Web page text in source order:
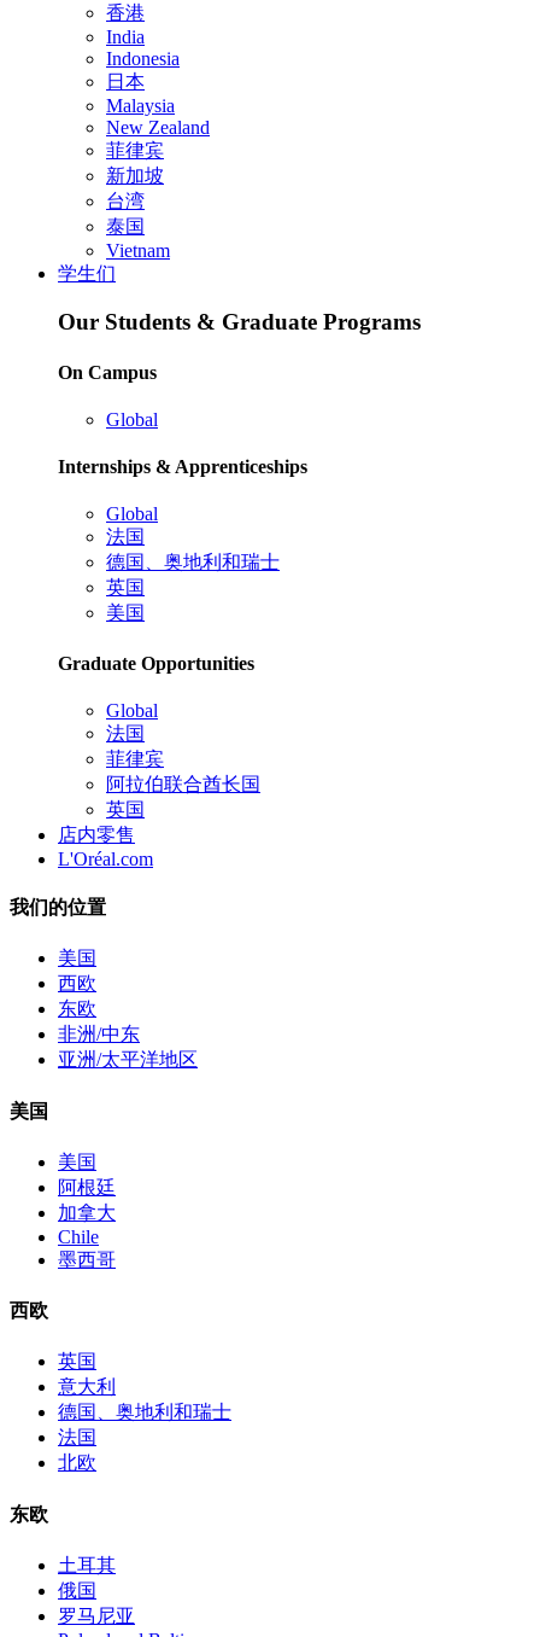
香港
India
Indonesia
日本
Malaysia
New Zealand
菲律宾
新加坡
台湾
泰国
Vietnam
学生们
Our Students & Graduate Programs
On Campus
Global
Internships & Apprenticeships
Global
法国
德国、奥地利和瑞士
英国
美国
Graduate Opportunities
Global
法国
菲律宾
阿拉伯联合酋长国
英国
店内零售
L'Oréal.com
我们的位置
美国
西欧
东欧
非洲/中东
亚洲/太平洋地区
美国
美国
阿根廷
加拿大
Chile
墨西哥
西欧
英国
意大利
德国、奥地利和瑞士
法国
北欧
东欧
土耳其
俄国
罗马尼亚